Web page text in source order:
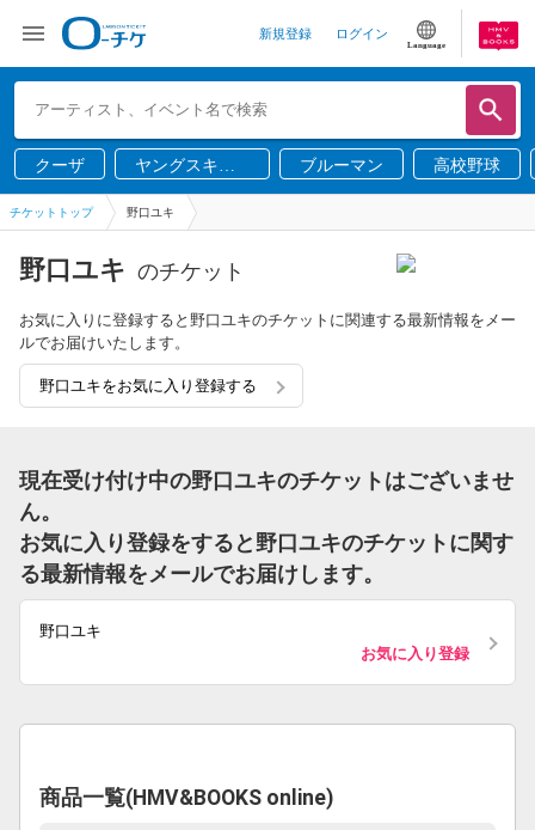
新規登録 ログイン
Language
クーザ
ヤングスキニ
ー
ブルーマン 高校野球
チケットトップ 野口ユキ
野口ユキ のチケット
お気に入りに登録すると野口ユキのチケットに関連する最新情報をメー
ルでお届けいたします。
野口ユキをお気に入り登録する
現在受け付け中の野口ユキのチケットはございませ
ん。
お気に入り登録をすると野口ユキのチケットに関す
る最新情報をメールでお届けします。
野口ユキ
お気に入り登録
商品一覧(HMV&BOOKS online)